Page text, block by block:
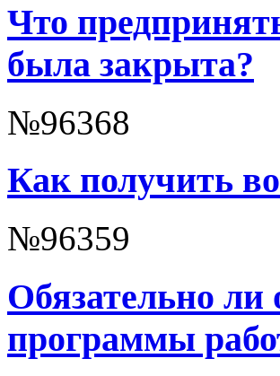
Что
была закрыта?
№96368
Как получить
№96359
Обязательно
программы